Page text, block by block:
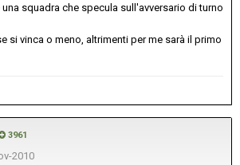
squadra che specula sull'avversario di turno
si vinca o meno, altrimenti per me sarà il primo
3961
2010